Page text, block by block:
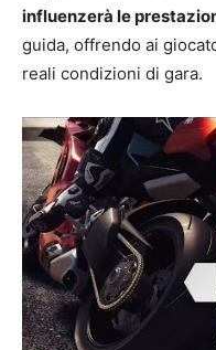
influenzerà le
guida, offrendo ai
reali condizioni di gara.